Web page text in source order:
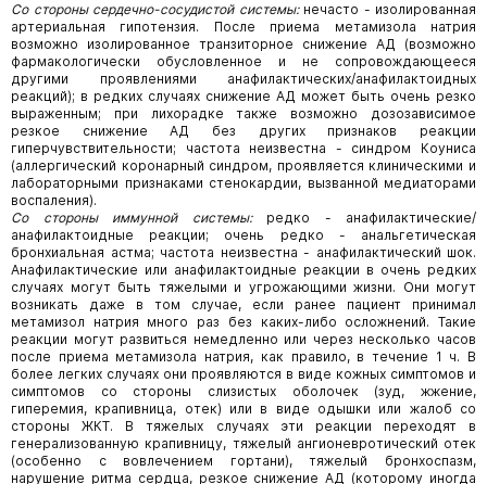
Со стороны сердечно-сосудистой системы:нечасто - изолированная
артериальная гипотензия. После приема метамизола натрия
возможно изолированное транзиторное снижение АД (возможно
фармакологически обусловленное и не сопровождающееся
другими проявлениями анафилактических/анафилактоидных
реакций); в редких случаях снижение АД может быть очень резко
выраженным; при лихорадке также возможно дозозависимое
резкое снижение АД без других признаков реакции
гиперчувствительности; частота неизвестна - синдром Коуниса
(аллергический коронарный синдром, проявляется клиническими и
лабораторными признаками стенокардии, вызванной медиаторами
воспаления).
Со стороны иммунной системы:редко - анафилактические/
анафилактоидные реакции; очень редко - анальгетическая
бронхиальная астма; частота неизвестна - анафилактический шок.
Анафилактические или анафилактоидные реакции в очень редких
случаях могут быть тяжелыми и угрожающими жизни. Они могут
возникать даже в том случае, если ранее пациент принимал
метамизол натрия много раз без каких-либо осложнений. Такие
реакции могут развиться немедленно или через несколько часов
после приема метамизола натрия, как правило, в течение 1 ч. В
более легких случаях они проявляются в виде кожных симптомов и
симптомов со стороны слизистых оболочек (зуд, жжение,
гиперемия, крапивница, отек) или в виде одышки или жалоб со
стороны ЖКТ. В тяжелых случаях эти реакции переходят в
генерализованную крапивницу, тяжелый ангионевротический отек
(особенно с вовлечением гортани), тяжелый бронхоспазм,
нарушение ритма сердца, резкое снижение АД (которому иногда